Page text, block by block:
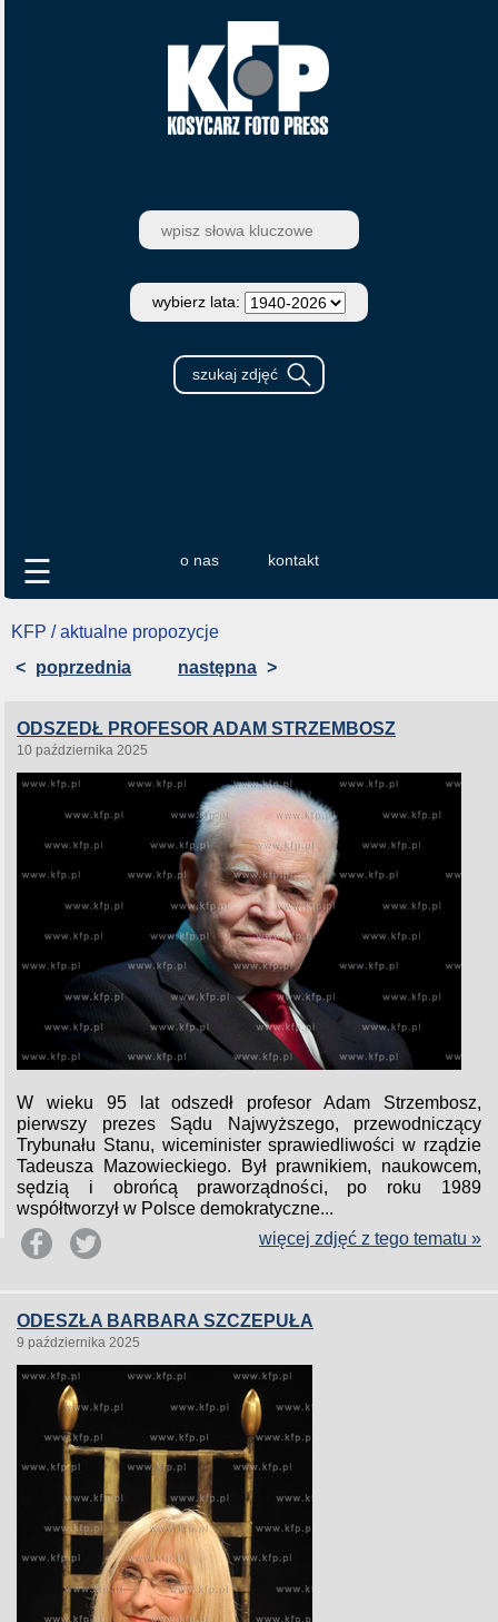
wybierz lata:
o nas kontakt
☰
KFP / aktualne propozycje
< poprzednia następna >
ODSZEDŁ PROFESOR ADAM STRZEMBOSZ
10 października 2025
W wieku 95 lat odszedł profesor Adam Strzembosz,
pierwszy prezes Sądu Najwyższego, przewodniczący
Trybunału Stanu, wiceminister sprawiedliwości w rządzie
Tadeusza Mazowieckiego. Był prawnikiem, naukowcem,
sędzią i obrońcą praworządności, po roku 1989
współtworzył w Polsce demokratyczne...
więcej zdjęć z tego tematu »
ODESZŁA BARBARA SZCZEPUŁA
9 października 2025